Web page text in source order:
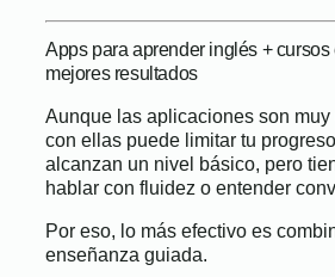
Apps para aprender inglés + cursos
mejores resultados
Aunque las aplicaciones son
con ellas puede limitar tu
alcanzan un nivel básico, pero
hablar con fluidez o entender
Por eso, lo más efectivo es
enseñanza guiada.